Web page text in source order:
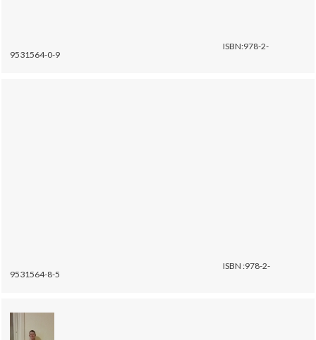
ISBN:978-2-
9531564-0-9
ISBN :978-2-
9531564-8-5